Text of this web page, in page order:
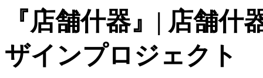
『店舗什器』| 店舗
ザインプロジェクト